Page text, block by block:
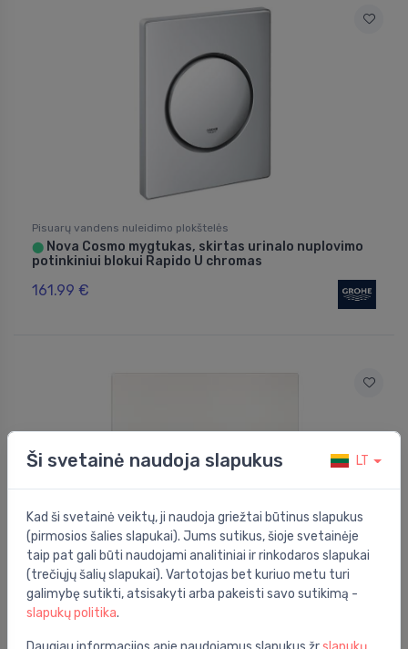
Pisuarų vandens nuleidimo plokštelės
⬤ Nova Cosmo mygtukas, skirtas urinalo nuplovimo
potinkiniui blokui Rapido U chromas
161.99 €
Pisuarų vandens nuleidimo plokštelės
⬤Sigma50 pisuaro mygtukas 130x130mm, baltas
403.99 €
Ši svetainė naudoja slapukus LT
Kad ši svetainė veiktų, ji naudoja griežtai būtinus slapukus
(pirmosios šalies slapukai). Jums sutikus, šioje svetainėje
taip pat gali būti naudojami analitiniai ir rinkodaros slapukai
(trečiųjų šalių slapukai). Vartotojas bet kuriuo metu turi
galimybę sutikti, atsisakyti arba pakeisti savo sutikimą -
slapukų politika.